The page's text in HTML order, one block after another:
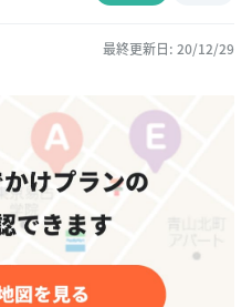
最終更新日: 20/12/29